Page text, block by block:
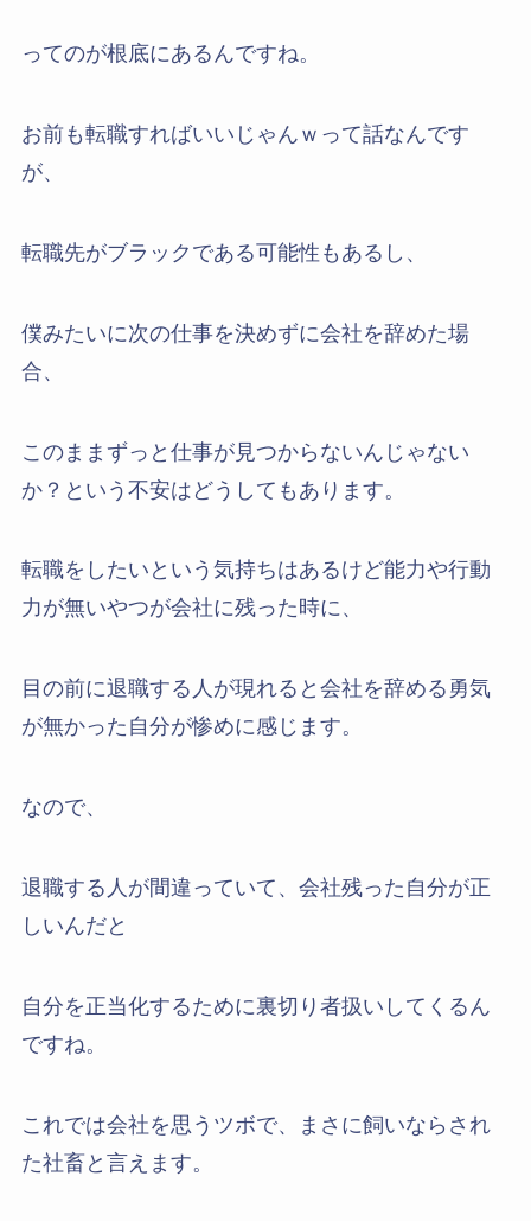
ってのが根底にあるんですね。
お前も転職すればいいじゃんｗって話なんです
が、
転職先がブラックである可能性もあるし、
僕みたいに次の仕事を決めずに会社を辞めた場
合、
このままずっと仕事が見つからないんじゃない
か？という不安はどうしてもあります。
転職をしたいという気持ちはあるけど能力や行動
力が無いやつが会社に残った時に、
目の前に退職する人が現れると会社を辞める勇気
が無かった自分が惨めに感じます。
なので、
退職する人が間違っていて、会社残った自分が正
しいんだと
自分を正当化するために裏切り者扱いしてくるん
ですね。
これでは会社を思うツボで、まさに飼いならされ
た社畜と言えます。